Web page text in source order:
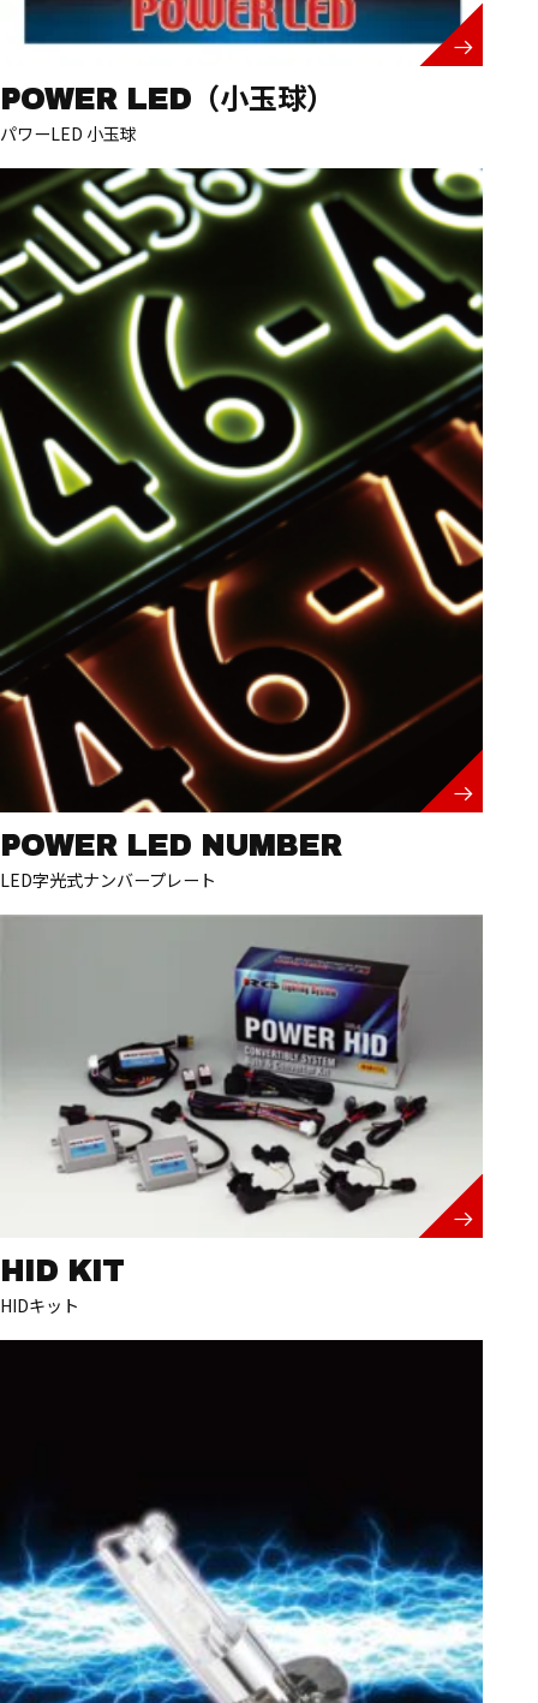
POWER LED（小玉球）
パワーLED 小玉球
POWER LED NUMBER
LED字光式ナンバープレート
HID KIT
HIDキット